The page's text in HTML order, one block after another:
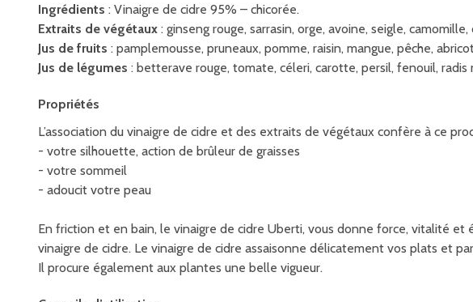
Ingrédients : Vinaigre de cidre 95% – chicorée.
Extraits de végétaux : ginseng rouge, sarrasin, orge, avoine, seigle,
Jus de fruits : pamplemousse, pruneaux, pomme, raisin, mangue, pêche,
Jus de légumes : betterave rouge, tomate, céleri, carotte, persil, fenouil, radis
Propriétés
L’association du vinaigre de cidre et des extraits de végétaux confère à ce
- votre silhouette, action de brûleur de graisses
- votre sommeil
- adoucit votre peau
En friction et en bain, le vinaigre de cidre Uberti, vous donne force, vitalité
vinaigre de cidre. Le vinaigre de cidre assaisonne délicatement vos plats et
Il procure également aux plantes une belle vigueur.